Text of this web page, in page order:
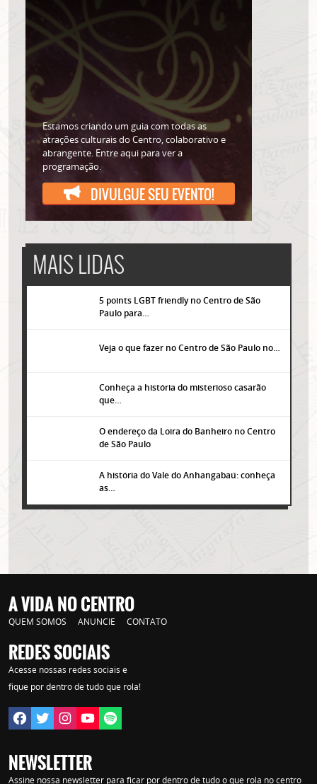
Estamos criando um guia com todas as
atrações culturais do Centro, colaborativo e
abrangente. Entre aqui para ver a
programação.
DIVULGUE SEU EVENTO!
MAIS LIDAS
5 points LGBT friendly no Centro de São
Paulo para…
Veja o que fazer no Centro de São Paulo no…
Conheça a história do misterioso casarão
que…
O endereço da Loira do Banheiro no Centro
de São Paulo
A história do Vale do Anhangabaú: conheça
as…
A VIDA NO CENTRO
QUEM SOMOS ANUNCIE CONTATO
REDES SOCIAIS
Acesse nossas redes sociais e
fique por dentro de tudo que rola!
NEWSLETTER
Assine nossa newsletter para ficar por dentro de tudo o que rola no centro
ASSINE GRATUITAMENTE
NOSSA NEWSLETTER!
Clique no botão abaixo para receber notícias sobre o
centro de São Paulo no seu email.
CLIQUE AQUI
não mostrar mais esse popup
Lorem ipsum dolor sit amet, consectetur adipisicing elit. Autem assumenda